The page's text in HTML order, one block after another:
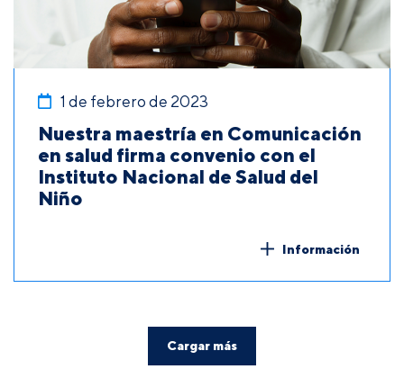
1 de febrero de 2023
Nuestra maestría en Comunicación
en salud firma convenio con el
Instituto Nacional de Salud del
Niño
Información
Cargar más